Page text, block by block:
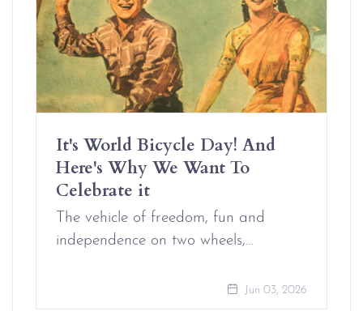
It's World Bicycle Day! And
Here's Why We Want To
Celebrate it
The vehicle of freedom, fun and
independence on two wheels,…
Jun 03, 2026